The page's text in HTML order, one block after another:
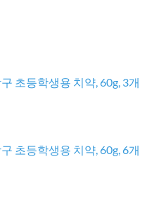
초등학생용 치약, 60g, 3개
초등학생용 치약, 60g, 6개